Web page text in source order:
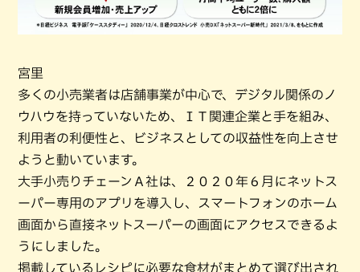
宮里
多くの小売業者は店舗事業が中心で、デジタル関係のノ
ウハウを持っていないため、ＩＴ関連企業と手を組み、
利用者の利便性と、ビジネスとしての収益性を向上させ
ようと動いています。
大手小売りチェーンＡ社は、２０２０年６月にネットス
ーパー専用のアプリを導入し、スマートフォンのホーム
画面から直接ネットスーパーの画面にアクセスできるよ
うにしました。
掲載しているレシピに必要な食材がまとめて選び出され